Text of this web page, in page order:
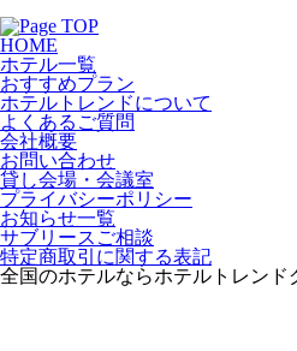
HOME
ホテル一覧
おすすめプラン
ホテルトレンドについて
よくあるご質問
会社概要
お問い合わせ
貸し会場・会議室
プライバシーポリシー
お知らせ一覧
サブリースご相談
特定商取引に関する表記
全国のホテルならホテルトレンド